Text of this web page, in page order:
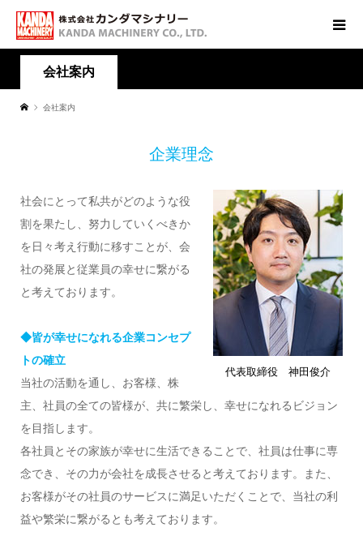
会社案内
会社案内
企業理念
代表取締役 神田俊介
社会にとって私共がどのような役
割を果たし、努力していくべきか
を日々考え行動に移すことが、会
社の発展と従業員の幸せに繋がる
と考えております。
◆皆が幸せになれる企業コンセプ
トの確立
当社の活動を通し、お客様、株
主、社員の全ての皆様が、共に繁栄し、幸せになれるビジョン
を目指します。
各社員とその家族が幸せに生活できることで、社員は仕事に専
念でき、その力が会社を成長させると考えております。また、
お客様がその社員のサービスに満足いただくことで、当社の利
益や繁栄に繋がるとも考えております。